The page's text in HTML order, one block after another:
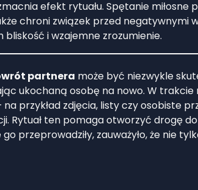
efekt rytuału. Spętanie miłosne
chroni związek przed negatywnymi
i wzajemne zrozumienie.
partnera może być niezwykle
ukochaną osobę na nowo. W trakcie
przykład zdjęcia, listy czy osobiste
Rytuał ten pomaga otworzyć drogę
przeprowadziły, zauważyło, że nie